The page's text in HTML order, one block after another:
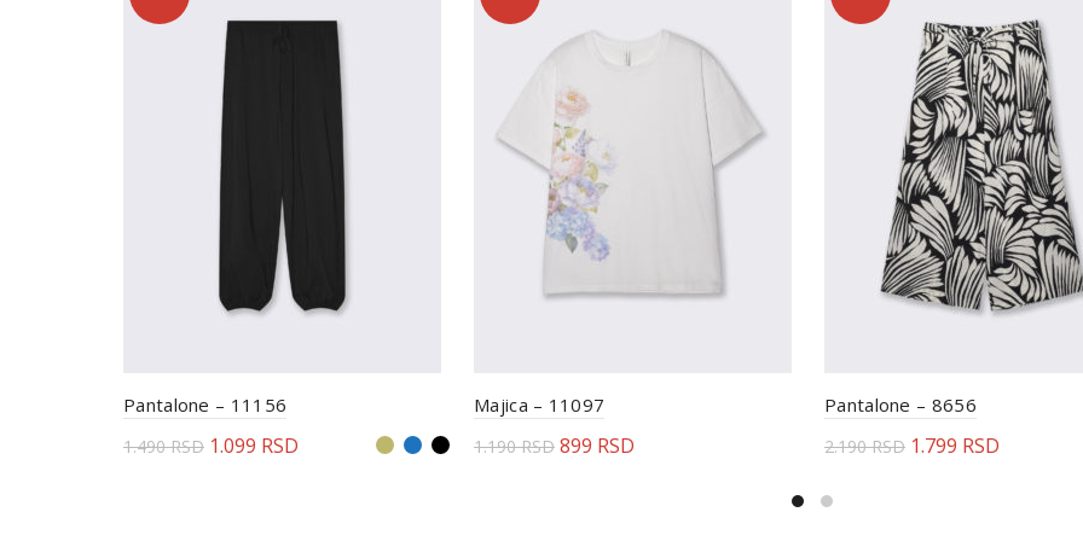
Pantalone – 11156
1.490RSD 1.099 RSD
Majica – 11097
1.190RSD 899 RSD
Pantalone – 8656
2.190RSD 1.799 RSD